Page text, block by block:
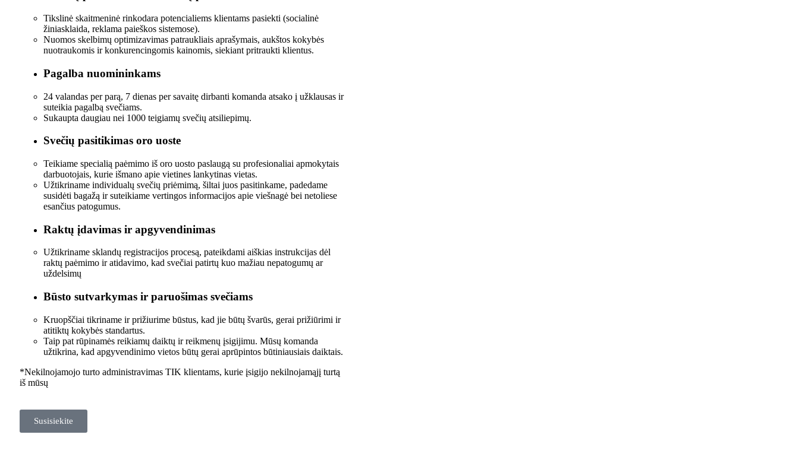
Tikslinė skaitmeninė rinkodara potencialiems klientams pasiekti (socialinė
žiniasklaida, reklama paieškos sistemose).
Nuomos skelbimų optimizavimas patraukliais aprašymais, aukštos kokybės
nuotraukomis ir konkurencingomis kainomis, siekiant pritraukti klientus.
Pagalba nuomininkams
24 valandas per parą, 7 dienas per savaitę dirbanti komanda atsako į užklausas ir
suteikia pagalbą svečiams.
Sukaupta daugiau nei 1000 teigiamų svečių atsiliepimų.
Svečių pasitikimas oro uoste
Teikiame specialią paėmimo iš oro uosto paslaugą su profesionaliai apmokytais
darbuotojais, kurie išmano apie vietines lankytinas vietas.
Užtikriname individualų svečių priėmimą, šiltai juos pasitinkame, padedame
susidėti bagažą ir suteikiame vertingos informacijos apie viešnagė bei netoliese
esančius patogumus.
Raktų įdavimas ir apgyvendinimas
Užtikriname sklandų registracijos procesą, pateikdami aiškias instrukcijas dėl
raktų paėmimo ir atidavimo, kad svečiai patirtų kuo mažiau nepatogumų ar
uždelsimų
Būsto sutvarkymas ir paruošimas svečiams
Kruopščiai tikriname ir prižiurime būstus, kad jie būtų švarūs, gerai prižiūrimi ir
atitiktų kokybės standartus.
Taip pat rūpinamės reikiamų daiktų ir reikmenų įsigijimu. Mūsų komanda
užtikrina, kad apgyvendinimo vietos būtų gerai aprūpintos būtiniausiais daiktais.
*Nekilnojamojo turto administravimas TIK klientams, kurie įsigijo nekilnojamąjį turtą
iš mūsų
Susisiekite